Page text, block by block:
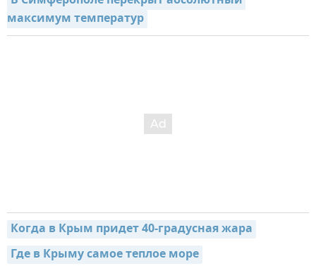
максимум температур
Когда в Крым придет 40-градусная жара
Где в Крыму самое теплое море